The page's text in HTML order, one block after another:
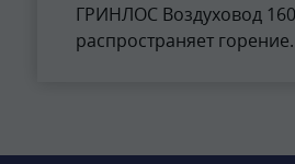
ГРИНЛОС Воздуховод
распространяет горение.